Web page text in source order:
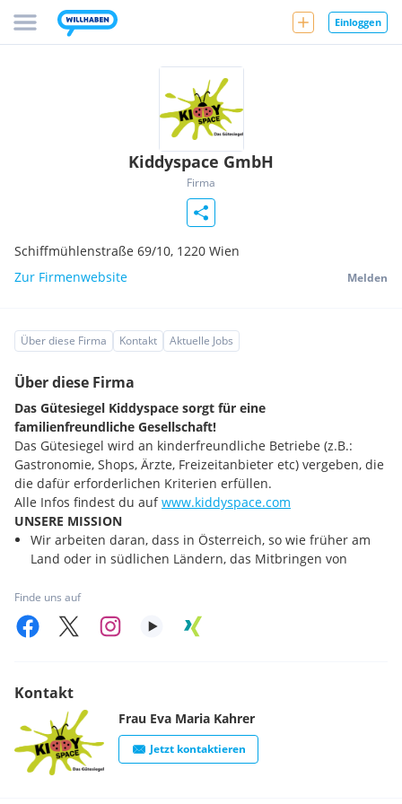
Einloggen
Kiddyspace GmbH
Firma
Schiffmühlenstraße 69/10, 1220 Wien
Zur Firmenwebsite
Melden
Über diese Firma Kontakt Aktuelle Jobs
Über diese Firma
Das Gütesiegel Kiddyspace sorgt für eine
familienfreundliche Gesellschaft!
Das Gütesiegel wird an kinderfreundliche Betriebe (z.B.:
Gastronomie, Shops, Ärzte, Freizeitanbieter etc) vergeben, die
die dafür erforderlichen Kriterien erfüllen.
Alle Infos findest du aufwww.kiddyspace.com
UNSERE MISSION
Wir arbeiten daran, dass in Österreich, so wie früher am
Land oder in südlichen Ländern, das Mitbringen von
mit ihren Kindern, überall Herzlich willkommen sind.
Wir arbeiten daran, dass Kinder in unserem Alltag wieder
präsenter werden und dadurch unsere Gesellschaft
Wir arbeiten daran, dass mehr Akzeptanz gegenüber den
Bedürfnissen von Familien mit Kindern passiert und Eltern
mit Kindern mehr Anerkennung in der Gesellschaft
erfahren.
Wir arbeiten daran, dass Familien, auch mit ihren Kindern,
Finde uns auf
Kontakt
Frau Eva Maria Kahrer
Jetzt kontaktieren